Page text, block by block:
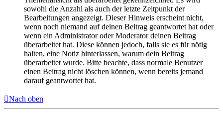
sowohl die Anzahl als auch der letzte Zeitpunkt der
Bearbeitungen angezeigt. Dieser Hinweis erscheint nicht,
wenn noch niemand auf deinen Beitrag geantwortet hat oder
wenn ein Administrator oder Moderator deinen Beitrag
überarbeitet hat. Diese können jedoch, falls sie es für nötig
halten, eine Notiz hinterlassen, warum dein Beitrag
überarbeitet wurde. Bitte beachte, dass normale Benutzer
einen Beitrag nicht löschen können, wenn bereits jemand
darauf geantwortet hat.
Nach oben